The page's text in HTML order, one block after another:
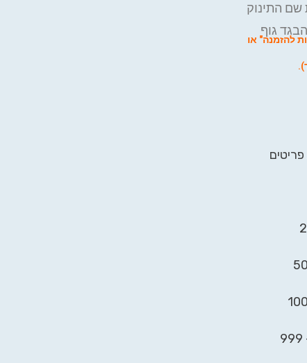
שם התינוק
גוף
להזמנה" או